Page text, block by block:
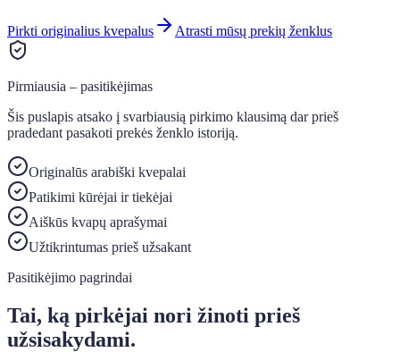
Pirkti originalius kvepalus Atrasti mūsų prekių ženklus
Pirmiausia – pasitikėjimas
Šis puslapis atsako į svarbiausią pirkimo klausimą dar prieš
pradedant pasakoti prekės ženklo istoriją.
Originalūs arabiški kvepalai
Patikimi kūrėjai ir tiekėjai
Aiškūs kvapų aprašymai
Užtikrintumas prieš užsakant
Pasitikėjimo pagrindai
Tai, ką pirkėjai nori žinoti prieš
užsisakydami.